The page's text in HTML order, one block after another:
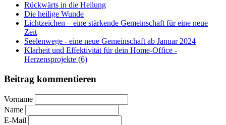
Rückwärts in die Heilung
Die heilige Wunde
Lichtzeichen – eine stärkende Gemeinschaft für eine neue
Zeit
Seelenwege - eine neue Gemeinschaft ab Januar 2024
Klarheit und Effektivität für dein Home-Office -
Herzensprojekte (6)
Beitrag kommentieren
Vorname
Name
E-Mail